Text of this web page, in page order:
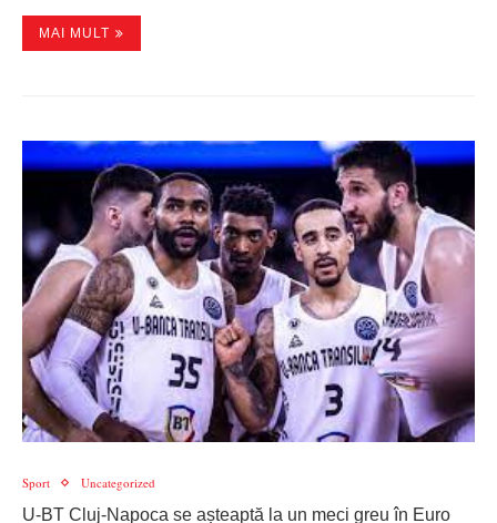
MAI MULT
Sport Uncategorized
U-BT Cluj-Napoca se așteaptă la un meci greu în Euro